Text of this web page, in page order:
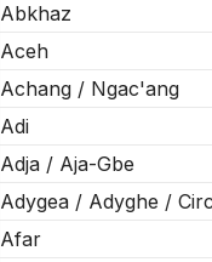
Abkhaz
Aceh
Achang / Ngac'ang
Adi
Adja / Aja-Gbe
Adygea / Adyghe /
Afar